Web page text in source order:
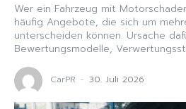
Wer ein Fahrzeug mit
häufig Angebote, die sich um
unterscheiden können. Ursache
Bewertungsmodelle,
CarPR - 30. Juli 2026